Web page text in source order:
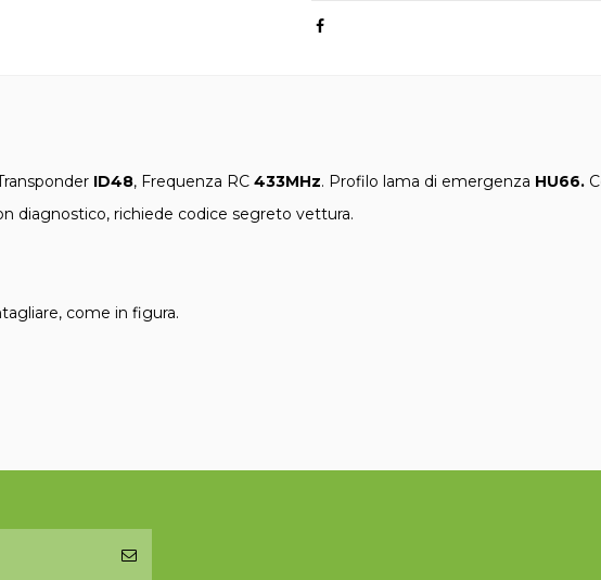
ID48, Frequenza RC 433MHz. Profilo lama di emergenza HU66.
diagnostico, richiede codice segreto vettura.
come in figura.